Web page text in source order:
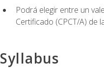
Podrá elegir entre un
Certificado (CPCT/A) de
Syllabus